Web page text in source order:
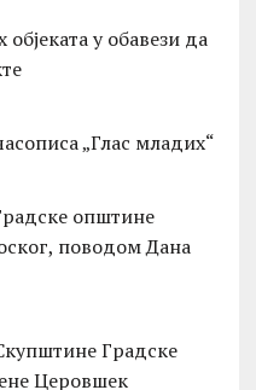
у обавези да
„Глас младих“
општине
поводом Дана
Градске
Церовшек